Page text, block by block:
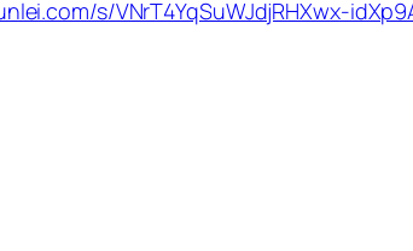
s/VNrT4YqSuWJdjRHXwx-